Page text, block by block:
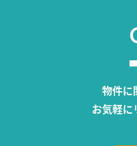
物件に
お気軽に